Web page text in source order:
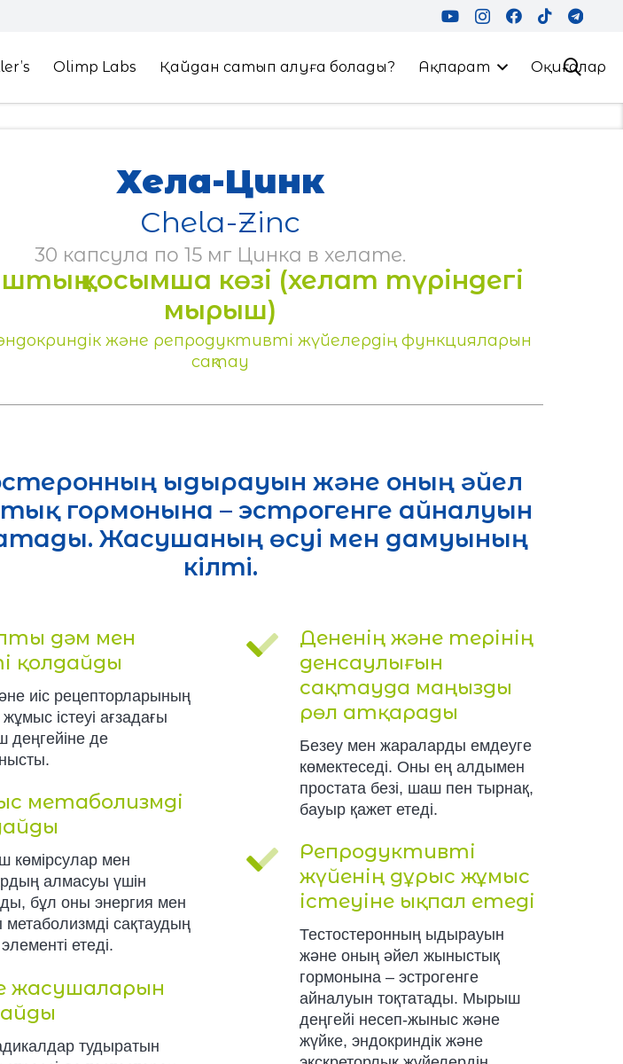
Olimp Labs Қайдан сатып алуға болады? Ақпарат Оқиғалар
Хела-Цинк
Chela-Zinc
30 капсула по 15 мг Цинка в хелате.
қосымша көзі (хелат түріндегі
мырыш)
және репродуктивті жүйелердің функцияларын
сақтау
ыдырауын және оның әйел
гормонына – эстрогенге айналуын
Жасушаның өсуі мен дамуының
кілті.
дәм мен
қолдайды
иіс рецепторларының
істеуі ағзадағы
де
метаболизмді
көмірсулар мен
алмасуы үшін
бұл оны энергия мен
сақтаудың
элементі етеді.
жасушаларын
тудыратын
Дененің және терінің
денсаулығын
сақтауда маңызды
рөл атқарады
Безеу мен жараларды емдеуге
көмектеседі. Оны ең алдымен
простата безі, шаш пен тырнақ,
бауыр қажет етеді.
Репродуктивті
жүйенің дұрыс жұмыс
істеуіне ықпал етеді
Тестостеронның ыдырауын
және оның әйел жыныстық
гормонына – эстрогенге
айналуын тоқтатады. Мырыш
деңгейі несеп-жыныс және
жүйке, эндокриндік және